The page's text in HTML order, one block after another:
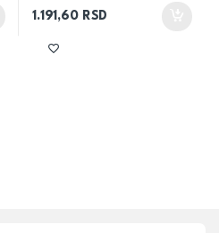
1.191,60 RSD